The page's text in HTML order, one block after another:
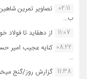
02:11
تصاویر تمرین
ب...
11:07 از دهقاید تا فولاد
08:22 کنایه عجیب امیر
...
11:38 گزارش روز/گنج